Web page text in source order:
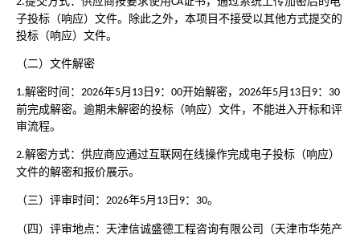
子投标（响应）文件。除此之外，本项目不接受以其他方式提交的
投标（响应）文件。
（二）文件解密
1.解密时间： 2026年5月 13 日 9： 00开始解密， 2026年5月 13 日 9： 30
前完成解密。逾期未解密的投标（响应）文件，不能进入开标和评
审流程。
2.解密方式：供应商应通过互联网在线操作完成电子投标（响应）
文件的解密和报价展示。
（三）评审时间： 2026年5月 13 日 9： 30。
（四）评审地点：天津信诚盛德工程咨询有限公司（天津市华苑产